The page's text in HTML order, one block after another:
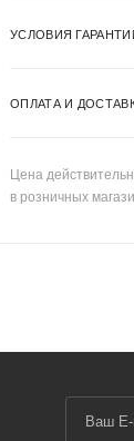
УСЛОВИЯ
ОПЛАТА И
Цена
в розничных